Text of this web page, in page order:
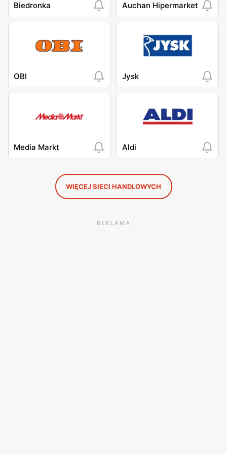
Biedronka Auchan Hipermarket
OBI Jysk
Media Markt Aldi
WIĘCEJ SIECI HANDLOWYCH
REKLAMA